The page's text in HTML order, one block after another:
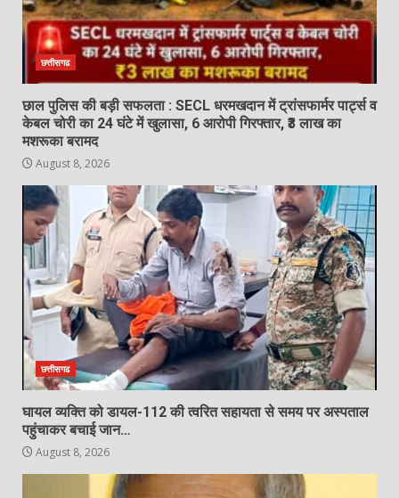
5
बेटे ने की बाप की हत्या, आरोपी बेटा
गिरफ्तार, भेजा जेल
August 8, 2026
6
‘अन्नपूर्णा’ में खाद का तड़का, अधिकारियों की
बल्ले-बल्ले और किसान का ‘ऑनलाइन’ कटा
7
138 करोड़ की लागत से नांदघाट-मुंगेली रोड
होगा फोरलेन…
August 8, 2026
छत्तीसगढ
छाल पुलिस की बड़ी सफलता : SECL धरमखदान में ट्रांसफार्मर पार्ट्स व
केबल चोरी का 24 घंटे में खुलासा, 6 आरोपी गिरफ्तार, ₹3 लाख का
मशरूका बरामद
August 8, 2026
छत्तीसगढ
घायल व्यक्ति को डायल-112 की त्वरित सहायता से समय पर अस्पताल
पहुंचाकर बचाई जान…
August 8, 2026